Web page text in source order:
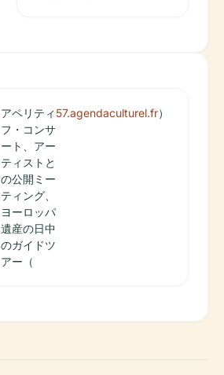
アペリティ
フ・コンサ
ート、アー
ティストと
の公開ミー
ティング、
ヨーロッパ
遺産の日中
のガイドツ
アー（
57.agendaculturel.fr）